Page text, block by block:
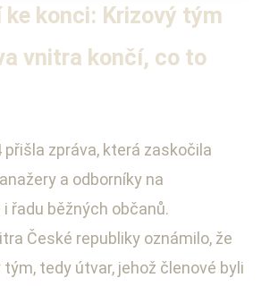
ke konci: Krizový tým
vnitra končí, co to
přišla zpráva, která zaskočila
a odborníky na
i řadu běžných občanů.
České republiky oznámilo, že
tedy útvar, jehož členové byli